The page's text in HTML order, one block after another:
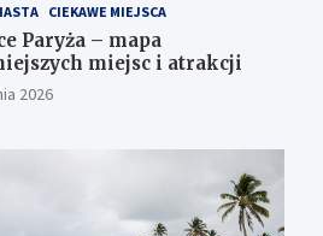
CIEKAWE MIEJSCA
Paryża – mapa
miejsc i atrakcji
2026